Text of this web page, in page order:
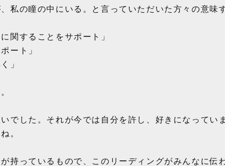
私の瞳の中にいる。と言っていただいた方々の意味
関することをサポート」
ート」
」
でした。それが今では自分を許し、好きになってい
。
持っているもので、このリーディングがみんなに伝